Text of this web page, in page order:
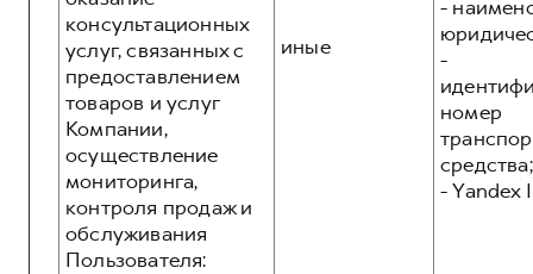
консультационных
услуг, связанных с
предоставлением
товаров и услуг
Компании,
осуществление
мониторинга,
контроля продаж и
обслуживания
Пользователя:
иные
-
-
номер
средства;
- Yandex